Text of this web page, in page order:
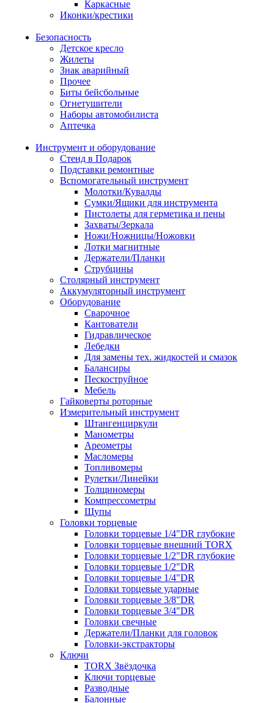
Каркасные
Иконки/крестики
Безопасность
Детское кресло
Жилеты
Знак аварийный
Прочее
Биты бейсбольные
Огнетушители
Наборы автомобилиста
Аптечка
Инструмент и оборудование
Стенд в Подарок
Подставки ремонтные
Вспомогательный инструмент
Молотки/Кувалды
Сумки/Ящики для инструмента
Пистолеты для герметика и пены
Захваты/Зеркала
Ножи/Ножницы/Ножовки
Лотки магнитные
Держатели/Планки
Струбцины
Столярный инструмент
Аккумуляторный инструмент
Оборудование
Сварочное
Кантователи
Гидравлическое
Лебедки
Для замены тех. жидкостей и смазок
Балансиры
Пескоструйное
Мебель
Гайковерты роторные
Измерительный инструмент
Штангенциркули
Манометры
Ареометры
Масломеры
Топливомеры
Рулетки/Линейки
Толщиномеры
Компрессометры
Щупы
Головки торцевые
Головки торцевые 1/4"DR глубокие
Головки торцевые внешний TORX
Головки торцевые 1/2"DR глубокие
Головки торцевые 1/2"DR
Головки торцевые 1/4"DR
Головки торцевые ударные
Головки торцевые 3/8"DR
Головки торцевые 3/4"DR
Головки свечные
Держатели/Планки для головок
Головки-экстракторы
Ключи
TORX Звёздочка
Ключи торцевые
Разводные
Балонные